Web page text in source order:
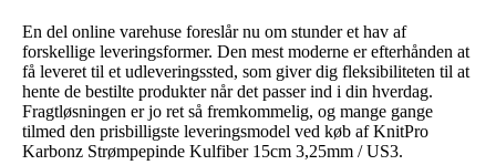
En del online varehuse foreslår nu om stunder et hav af
forskellige leveringsformer. Den mest moderne er efterhånden at
få leveret til et udleveringssted, som giver dig fleksibiliteten til at
hente de bestilte produkter når det passer ind i din hverdag.
Fragtløsningen er jo ret så fremkommelig, og mange gange
tilmed den prisbilligste leveringsmodel ved køb af KnitPro
Karbonz Strømpepinde Kulfiber 15cm 3,25mm / US3.